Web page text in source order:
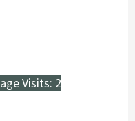
Visits: 2